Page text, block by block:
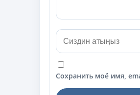
Сохранить моё имя,